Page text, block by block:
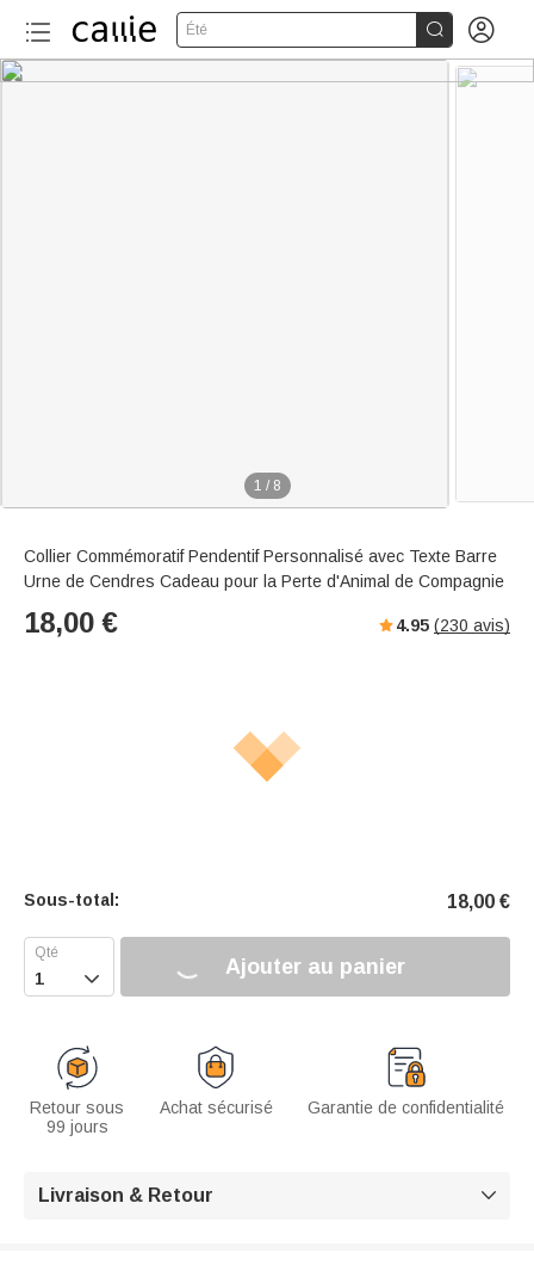
Été  
1 / 8
Collier Commémoratif Pendentif Personnalisé avec Texte Barre
Urne de Cendres Cadeau pour la Perte d'Animal de Compagnie
18,00 € 4.95 (230 avis)
Sous-total: 18,00 €
 Ajouter au panier
Retour sous
99 jours
Achat sécurisé Garantie de confidentialité
Livraison & Retour 